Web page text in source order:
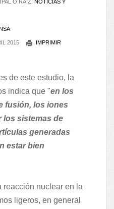
O RAÍZ: NOTICIAS Y
2015 IMPRIMIR
de este estudio, la
indica que "en los
fusión, los iones
los sistemas de
generadas
estar bien
reacción nuclear en la
ligeros, en general